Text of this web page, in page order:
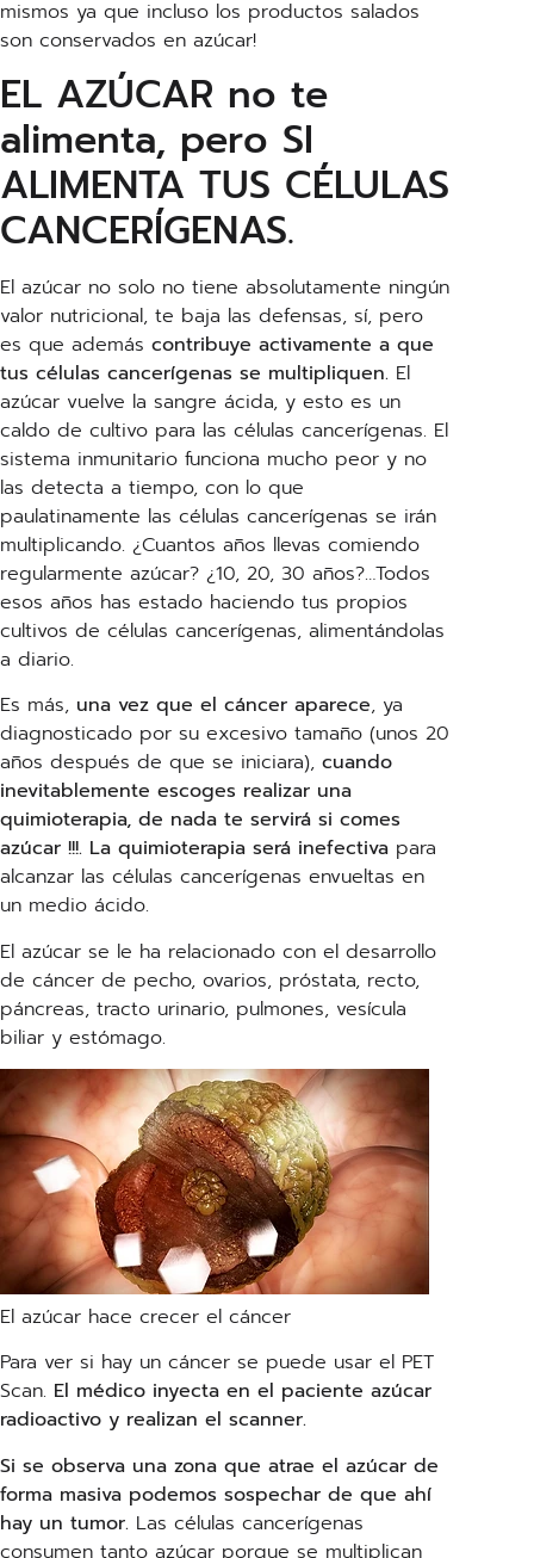
mismos ya que incluso los productos salados
son conservados en azúcar!
EL AZÚCAR no te
alimenta, pero SI
ALIMENTA TUS CÉLULAS
CANCERÍGENAS.
El azúcar no solo no tiene absolutamente ningún
valor nutricional, te baja las defensas, sí, pero
es que además contribuye activamente a que
tus células cancerígenas se multipliquen. El
azúcar vuelve la sangre ácida, y esto es un
caldo de cultivo para las células cancerígenas. El
sistema inmunitario funciona mucho peor y no
las detecta a tiempo, con lo que
paulatinamente las células cancerígenas se irán
multiplicando. ¿Cuantos años llevas comiendo
regularmente azúcar? ¿10, 20, 30 años?…Todos
esos años has estado haciendo tus propios
cultivos de células cancerígenas, alimentándolas
a diario.
Es más, una vez que el cáncer aparece, ya
diagnosticado por su excesivo tamaño (unos 20
años después de que se iniciara), cuando
inevitablemente escoges realizar una
quimioterapia, de nada te servirá si comes
azúcar !!!. La quimioterapia será inefectiva para
alcanzar las células cancerígenas envueltas en
un medio ácido.
El azúcar se le ha relacionado con el desarrollo
de cáncer de pecho, ovarios, próstata, recto,
páncreas, tracto urinario, pulmones, vesícula
biliar y estómago.
El azúcar hace crecer el cáncer
Para ver si hay un cáncer se puede usar el PET
Scan. El médico inyecta en el paciente azúcar
radioactivo y realizan el scanner.
Si se observa una zona que atrae el azúcar de
forma masiva podemos sospechar de que ahí
hay un tumor. Las células cancerígenas
consumen tanto azúcar porque se multiplican